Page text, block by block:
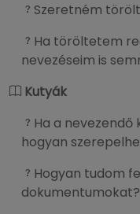
Szeretném
Ha töröltetem
nevezéseim is
Kutyák
Ha a
hogyan
Hogyan tudom
dokumentumokat?